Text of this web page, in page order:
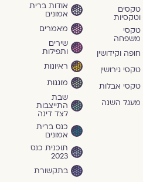
טקסים
וטקסיות
טקסי
משפחה
חופה וקידושין
טקסי גירושין
טקסי אבלות
מעגל השנה
אודות ברית
אמונים
מאמרים
שירים
ותפילות
ראיונות
מוגנוּת
שבת
התייצבות
לצד דינה
כנס ברית
אמונים
תוכנית כנס
2023
בתקשורת